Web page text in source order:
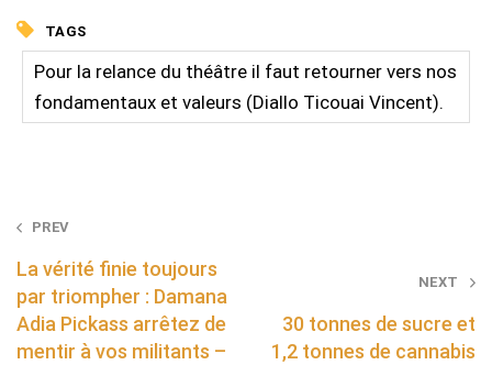
TAGS
Pour la relance du théâtre il faut retourner vers nos
fondamentaux et valeurs (Diallo Ticouai Vincent).
Post
navigation
PREV
La vérité finie toujours
par triompher : Damana
Adia Pickass arrêtez de
mentir à vos militants –
NEXT
30 tonnes de sucre et
1,2 tonnes de cannabis